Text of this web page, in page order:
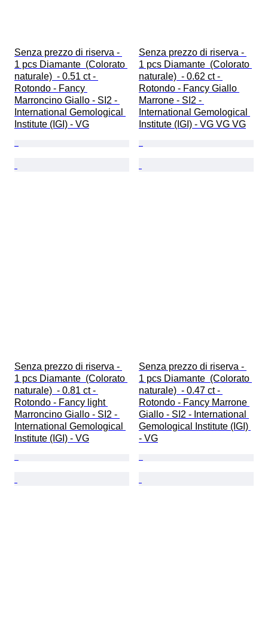
Senza prezzo di riserva -
1 pcs Diamante  (Colorato
naturale)  - 0.51 ct -
Rotondo - Fancy
Marroncino Giallo - SI2 -
International Gemological
Institute (IGI) - VG
Senza prezzo di riserva -
1 pcs Diamante  (Colorato
naturale)  - 0.62 ct -
Rotondo - Fancy Giallo
Marrone - SI2 -
International Gemological
Institute (IGI) - VG VG VG
Senza prezzo di riserva -
1 pcs Diamante  (Colorato
naturale)  - 0.81 ct -
Rotondo - Fancy light
Marroncino Giallo - SI2 -
International Gemological
Institute (IGI) - VG
Senza prezzo di riserva -
1 pcs Diamante  (Colorato
naturale)  - 0.47 ct -
Rotondo - Fancy Marrone
Giallo - SI2 - International
Gemological Institute (IGI)
- VG